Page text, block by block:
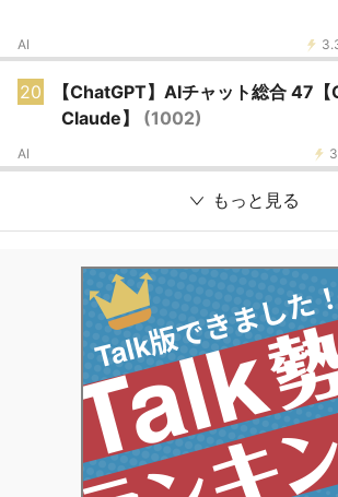
AI
20
【ChatGPT】AIチャット総合 47【
Claude】 (1002)
AI
もっと見る